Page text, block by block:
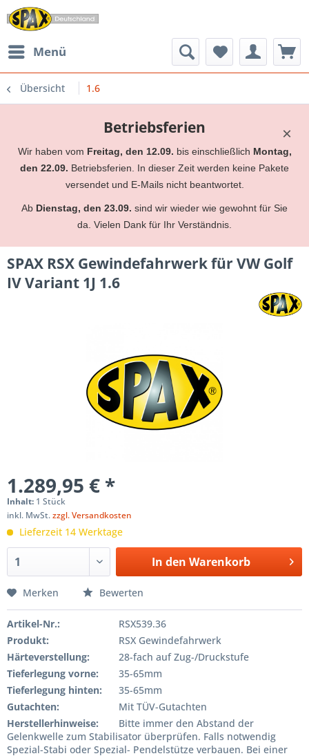
Menü
Übersicht 1.6
×
Betriebsferien
Wir haben vom Freitag, den 12.09. bis einschließlich Montag,
den 22.09. Betriebsferien. In dieser Zeit werden keine Pakete
versendet und E-Mails nicht beantwortet.
Ab Dienstag, den 23.09. sind wir wieder wie gewohnt für Sie
da. Vielen Dank für Ihr Verständnis.
SPAX RSX Gewindefahrwerk für VW Golf
IV Variant 1J 1.6
1.289,95 € *
Inhalt: 1 Stück
inkl. MwSt.zzgl. Versandkosten
Lieferzeit 14 Werktage
In den Warenkorb
Merken Bewerten
Artikel-Nr.:
RSX539.36
Produkt:
RSX Gewindefahrwerk
Härteverstellung:
28-fach auf Zug-/Druckstufe
Tieferlegung vorne:
35-65mm
Tieferlegung hinten:
35-65mm
Gutachten:
Mit TÜV-Gutachten
Herstellerhinweise:
Bitte immer den Abstand der
Gelenkwelle zum Stabilisator überprüfen. Falls notwendig
Spezial-Stabi oder Spezial- Pendelstütze verbauen. Bei einer